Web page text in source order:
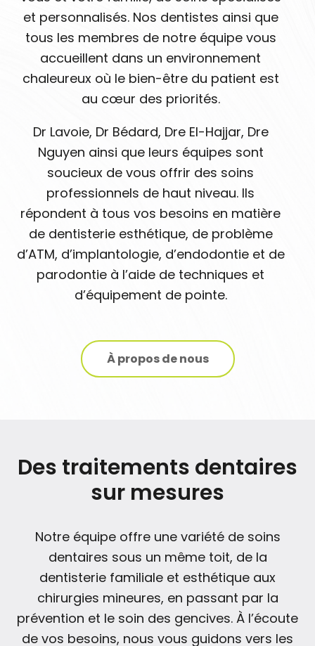
et personnalisés. Nos dentistes ainsi que
tous les membres de notre équipe vous
accueillent dans un environnement
chaleureux où le bien-être du patient est
au cœur des priorités.
Dr Lavoie, Dr Bédard, Dre El-Hajjar, Dre
Nguyen ainsi que leurs équipes sont
soucieux de vous offrir des soins
professionnels de haut niveau. Ils
répondent à tous vos besoins en matière
de dentisterie esthétique, de problème
d’ATM, d’implantologie, d’endodontie et de
parodontie à l’aide de techniques et
d’équipement de pointe.
À propos de nous
Des traitements dentaires
sur mesures
Notre équipe offre une variété de soins
dentaires sous un même toit, de la
dentisterie familiale et esthétique aux
chirurgies mineures, en passant par la
prévention et le soin des gencives. À l’écoute
de vos besoins, nous vous guidons vers les